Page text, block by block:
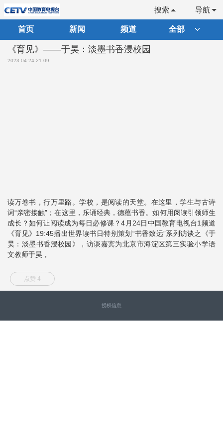
导航
搜索
首页 新闻 频道 全部
《育见》——于昊：淡墨书香浸校园
2023-04-24 21:09
读万卷书，行万里路。学校，是阅读的天堂。在这里，学生与古诗
词“亲密接触”；在这里，乐诵经典，德蕴书香。如何用阅读引领师生
成长？如何让阅读成为每日必修课？4月24日中国教育电视台1频道
《育见》19:45播出世界读书日特别策划“书香致远”系列访谈之《于
昊：淡墨书香浸校园》，访谈嘉宾为北京市海淀区第三实验小学语
文教师于昊，
点赞 4
授权信息